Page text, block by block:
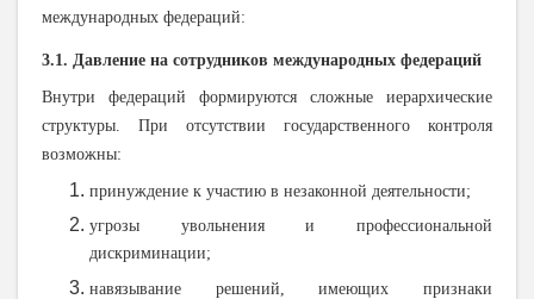
международных федераций:
3.1. Давление на сотрудников международных федераций
Внутри федераций формируются сложные иерархические
структуры. При отсутствии государственного контроля
возможны:
принуждение к участию в незаконной деятельности;
угрозы увольнения и профессиональной
дискриминации;
навязывание решений, имеющих признаки